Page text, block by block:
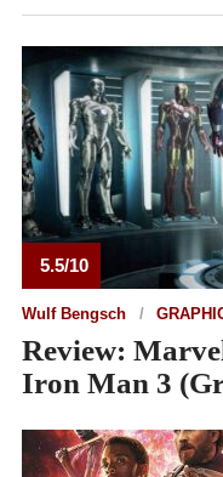
5.5/10
Wulf Bengsch
Review:
Iron Man 3